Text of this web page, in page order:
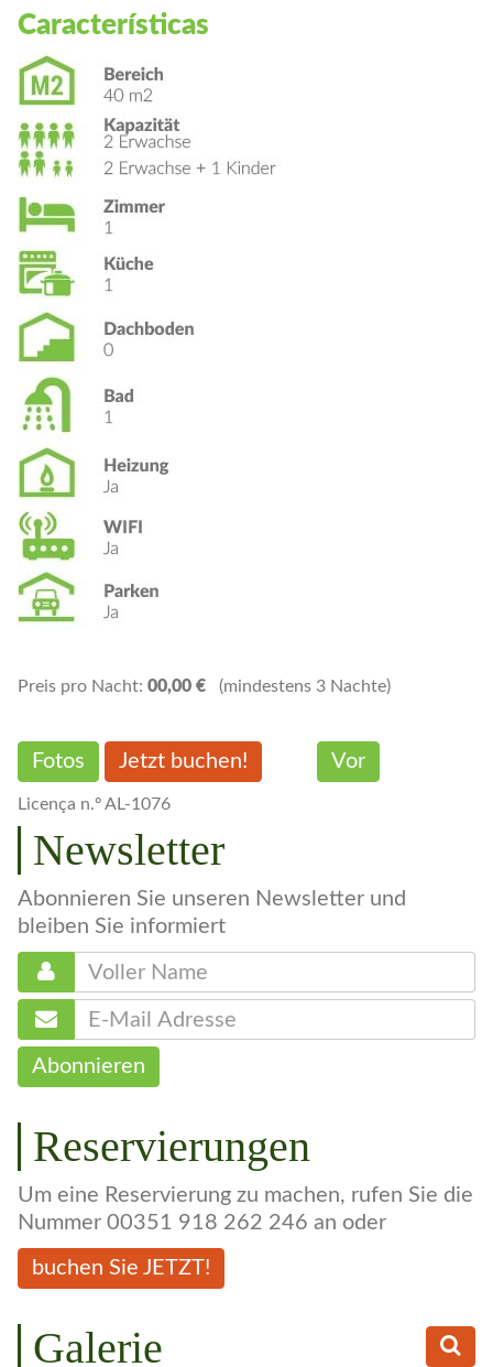
Características
Jetzt buchen!
Licença n.º AL-1076
Newsletter
Abonnieren Sie unseren Newsletter und
bleiben Sie informiert
Reservierungen
Um eine Reservierung zu machen, rufen Sie die
Nummer 00351 918 262 246 an oder